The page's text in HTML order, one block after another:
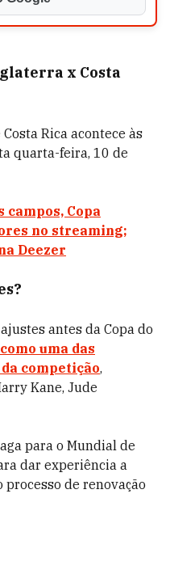
x Costa
Rica acontece às
quarta-feira, 10 de
campos, Copa
no streaming;
Deezer
antes da Copa do
uma das
competição,
Kane, Jude
para o Mundial de
dar experiência a
de renovação